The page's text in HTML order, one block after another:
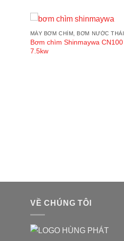
Add to
wishlist
MÁY BƠM CHÌM, BƠM NƯỚC THẢI
Bơm chìm Shinmaywa CN100
7.5kw
VỀ CHÚNG TÔI